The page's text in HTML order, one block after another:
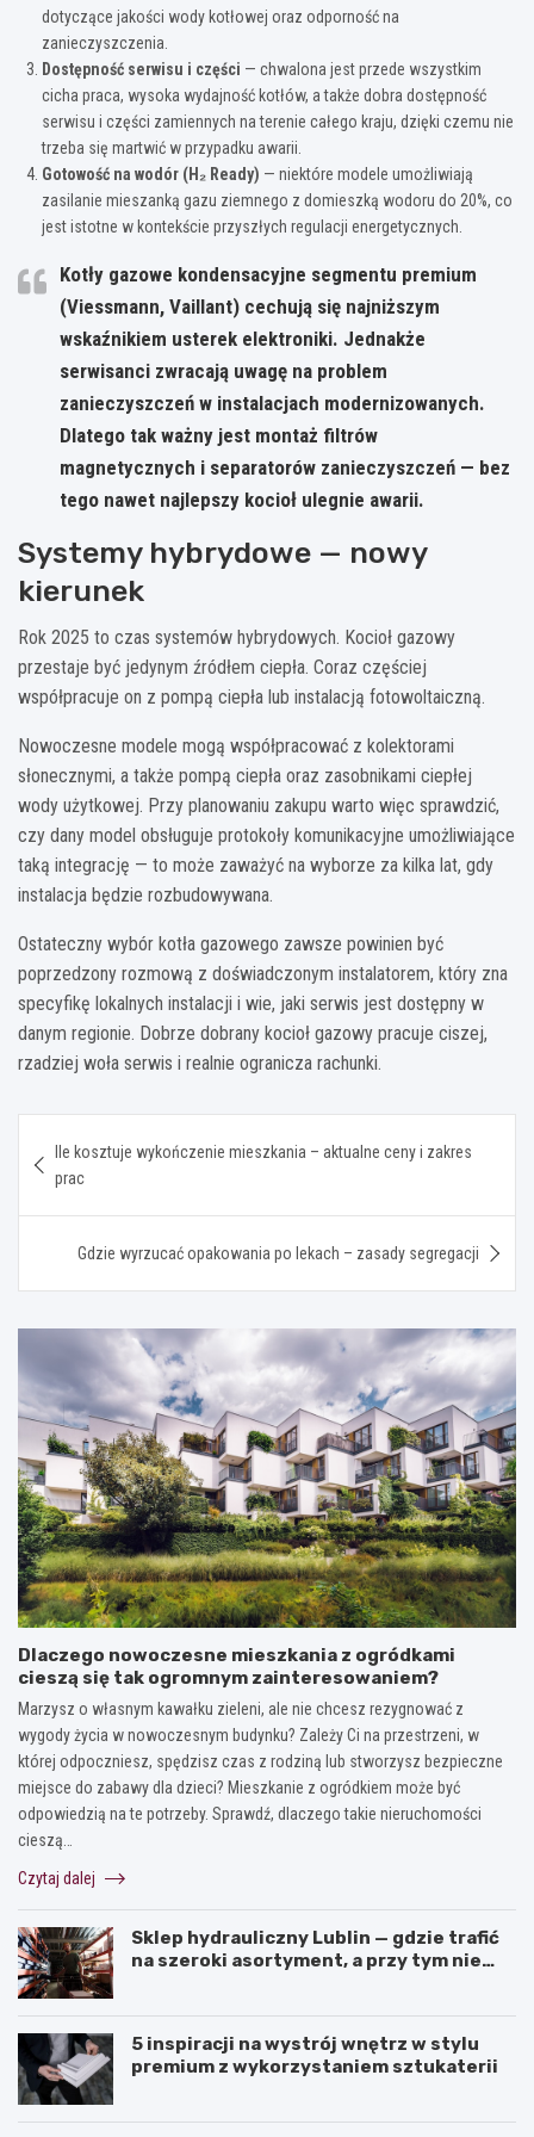
dotyczące jakości wody kotłowej oraz odporność na
zanieczyszczenia.
Dostępność serwisu i części — chwalona jest przede wszystkim
cicha praca, wysoka wydajność kotłów, a także dobra dostępność
serwisu i części zamiennych na terenie całego kraju, dzięki czemu nie
trzeba się martwić w przypadku awarii.
Gotowość na wodór (H₂ Ready) — niektóre modele umożliwiają
zasilanie mieszanką gazu ziemnego z domieszką wodoru do 20%, co
jest istotne w kontekście przyszłych regulacji energetycznych.
Kotły gazowe kondensacyjne segmentu premium
(Viessmann, Vaillant) cechują się najniższym
wskaźnikiem usterek elektroniki. Jednakże
serwisanci zwracają uwagę na problem
zanieczyszczeń w instalacjach modernizowanych.
Dlatego tak ważny jest montaż filtrów
magnetycznych i separatorów zanieczyszczeń — bez
tego nawet najlepszy kocioł ulegnie awarii.
Systemy hybrydowe — nowy
kierunek
Rok 2025 to czas systemów hybrydowych. Kocioł gazowy
przestaje być jedynym źródłem ciepła. Coraz częściej
współpracuje on z pompą ciepła lub instalacją fotowoltaiczną.
Nowoczesne modele mogą współpracować z kolektorami
słonecznymi, a także pompą ciepła oraz zasobnikami ciepłej
wody użytkowej. Przy planowaniu zakupu warto więc sprawdzić,
czy dany model obsługuje protokoły komunikacyjne umożliwiające
taką integrację — to może zaważyć na wyborze za kilka lat, gdy
instalacja będzie rozbudowywana.
Ostateczny wybór kotła gazowego zawsze powinien być
poprzedzony rozmową z doświadczonym instalatorem, który zna
specyfikę lokalnych instalacji i wie, jaki serwis jest dostępny w
danym regionie. Dobrze dobrany kocioł gazowy pracuje ciszej,
rzadziej woła serwis i realnie ogranicza rachunki.
wpisu
Ile kosztuje wykończenie mieszkania – aktualne ceny i zakres
prac
Gdzie wyrzucać opakowania po lekach – zasady segregacji
Dlaczego nowoczesne mieszkania z ogródkami
cieszą się tak ogromnym zainteresowaniem?
Marzysz o własnym kawałku zieleni, ale nie chcesz rezygnować z
wygody życia w nowoczesnym budynku? Zależy Ci na przestrzeni, w
której odpoczniesz, spędzisz czas z rodziną lub stworzysz bezpieczne
miejsce do zabawy dla dzieci? Mieszkanie z ogródkiem może być
odpowiedzią na te potrzeby. Sprawdź, dlaczego takie nieruchomości
cieszą…
Czytaj dalej
Sklep hydrauliczny Lublin — gdzie trafić
na szeroki asortyment, a przy tym nie
5 inspiracji na wystrój wnętrz w stylu
premium z wykorzystaniem sztukaterii